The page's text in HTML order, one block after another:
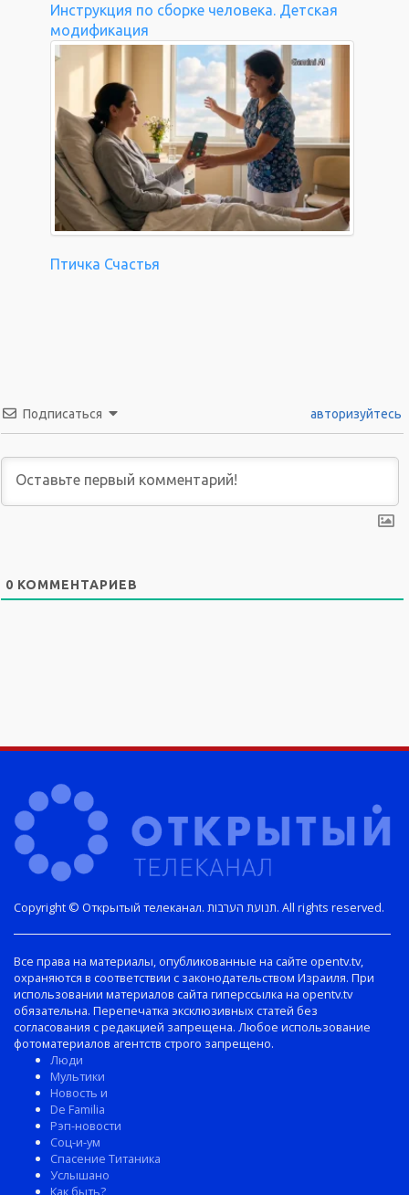
Инструкция по сборке человека. Детская
модификация
Птичка Счастья
Подписаться авторизуйтесь
0 КОММЕНТАРИЕВ
Copyright © Открытый телеканал. תנועת הערבות. All rights reserved.
Все права на материалы, опубликованные на сайте opentv.tv,
охраняются в соответствии с законодательством Израиля. При
использовании материалов сайта гиперссылка на opentv.tv
обязательна. Перепечатка эксклюзивных статей без
согласования с редакцией запрещена. Любое использование
фотоматериалов агентств строго запрещено.
Люди
Мультики
Новость и
De Familia
Рэп-новости
Соц-и-ум
Спасение Титаника
Услышано
Как быть?